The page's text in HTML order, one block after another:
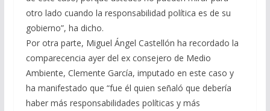
otro lado cuando la responsabilidad política es de su
gobierno”, ha dicho.
Por otra parte, Miguel Ángel Castellón ha recordado la
comparecencia ayer del ex consejero de Medio
Ambiente, Clemente García, imputado en este caso y
ha manifestado que “fue él quien señaló que debería
haber más responsabilidades políticas y más